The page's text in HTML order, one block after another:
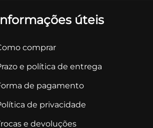
úteis
comprar
e política de entrega
de pagamento
de privacidade
e devoluções